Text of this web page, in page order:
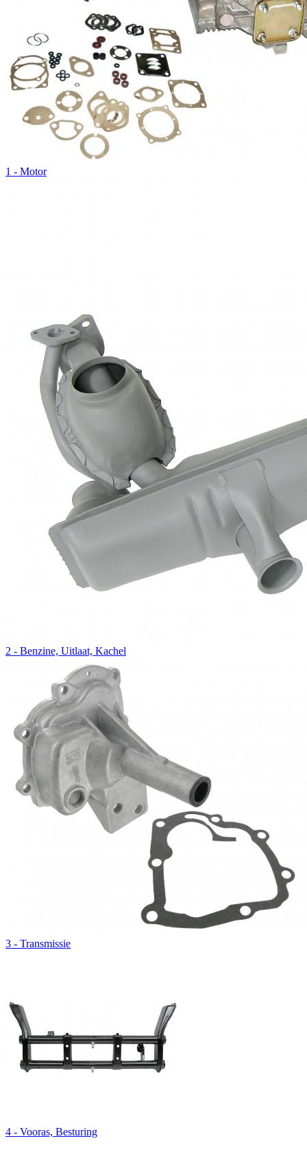
1 - Motor
2 - Benzine, Uitlaat, Kachel
3 - Transmissie
4 - Vooras, Besturing